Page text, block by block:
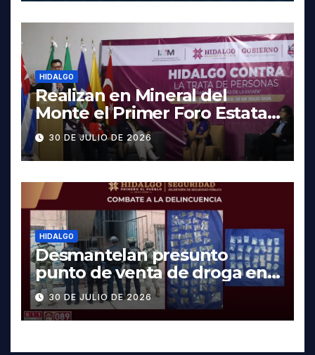
HIDALGO
Realizan en Mineral del
Monte el Primer Foro Estatal
contra la Trata de Personas
30 DE JULIO DE 2026
HIDALGO
Desmantelan presunto
punto de venta de droga en
Pachuca; hay dos detenidos
30 DE JULIO DE 2026